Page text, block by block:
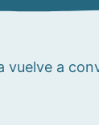
vuelve a